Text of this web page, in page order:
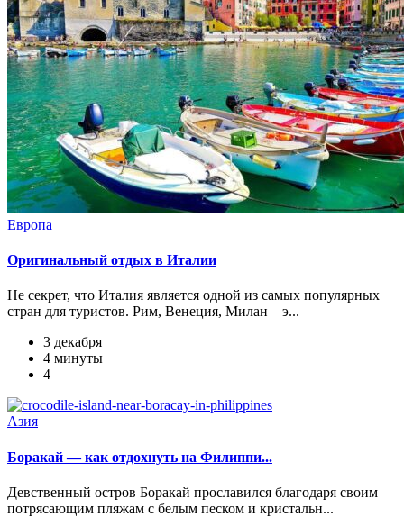
Европа
Оригинальный отдых в Италии
Не секрет, что Италия является одной из самых популярных
стран для туристов. Рим, Венеция, Милан – э...
3 декабря
4 минуты
4
Азия
Боракай — как отдохнуть на Филиппи...
Девственный остров Боракай прославился благодаря своим
потрясающим пляжам с белым песком и кристальн...